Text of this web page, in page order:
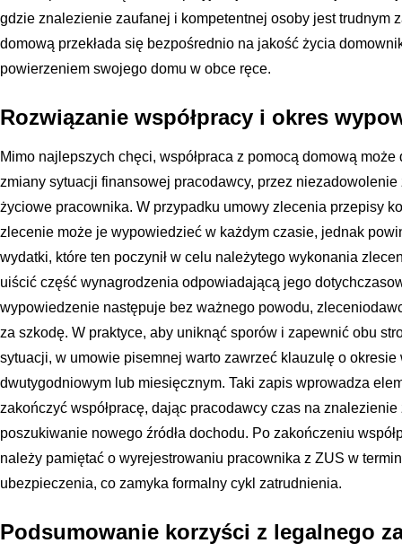
gdzie znalezienie zaufanej i kompetentnej osoby jest trudnym
domową przekłada się bezpośrednio na jakość życia
powierzeniem swojego domu w obce ręce.
Rozwiązanie współpracy i okres
Mimo najlepszych chęci, współpraca z pomocą domową
zmiany sytuacji finansowej pracodawcy, przez niezadowolenie
życiowe pracownika. W przypadku umowy zlecenia przepisy
zlecenie może je wypowiedzieć w każdym czasie, jednak
wydatki, które ten poczynił w celu należytego wykonania
uiścić część wynagrodzenia odpowiadającą jego
wypowiedzenie następuje bez ważnego powodu,
za szkodę. W praktyce, aby uniknąć sporów i zapewnić obu
sytuacji, w umowie pisemnej warto zawrzeć klauzulę o okresie
dwutygodniowym lub miesięcznym. Taki zapis wprowadza
zakończyć współpracę, dając pracodawcy czas na
poszukiwanie nowego źródła dochodu. Po zakończeniu
należy pamiętać o wyrejestrowaniu pracownika z ZUS w
ubezpieczenia, co zamyka formalny cykl zatrudnienia.
Podsumowanie korzyści z legalnego